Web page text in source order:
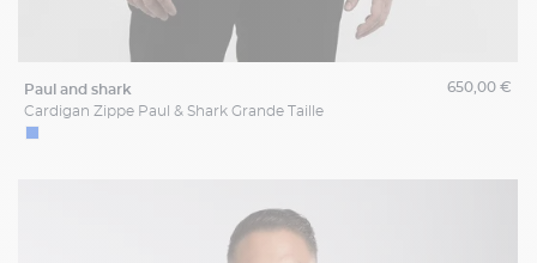
paul and shark
Cardigan Zippe Paul & Shark Grande Taille
650,00 €